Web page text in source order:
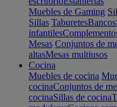
Muebles de Gaming
Sillas TaburetesBancos
infantiles
Mesas Conjuntos de
altasMesas multiusos
Cocina
Muebles de cocina
cocinaConjuntos de
cocinaSillas de cocina